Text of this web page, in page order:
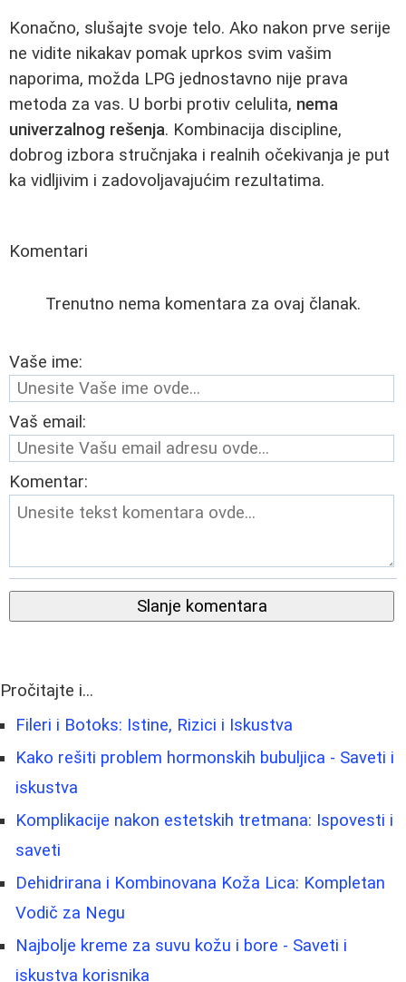
Konačno, slušajte svoje telo. Ako nakon prve serije
ne vidite nikakav pomak uprkos svim vašim
naporima, možda LPG jednostavno nije prava
metoda za vas. U borbi protiv celulita, nema
univerzalnog rešenja. Kombinacija discipline,
dobrog izbora stručnjaka i realnih očekivanja je put
ka vidljivim i zadovoljavajućim rezultatima.
Komentari
Trenutno nema komentara za ovaj članak.
Vaše ime:
Vaš email:
Komentar:
Slanje komentara
Pročitajte i...
Fileri i Botoks: Istine, Rizici i Iskustva
Kako rešiti problem hormonskih bubuljica - Saveti i
iskustva
Komplikacije nakon estetskih tretmana: Ispovesti i
saveti
Dehidrirana i Kombinovana Koža Lica: Kompletan
Vodič za Negu
Najbolje kreme za suvu kožu i bore - Saveti i
iskustva korisnika